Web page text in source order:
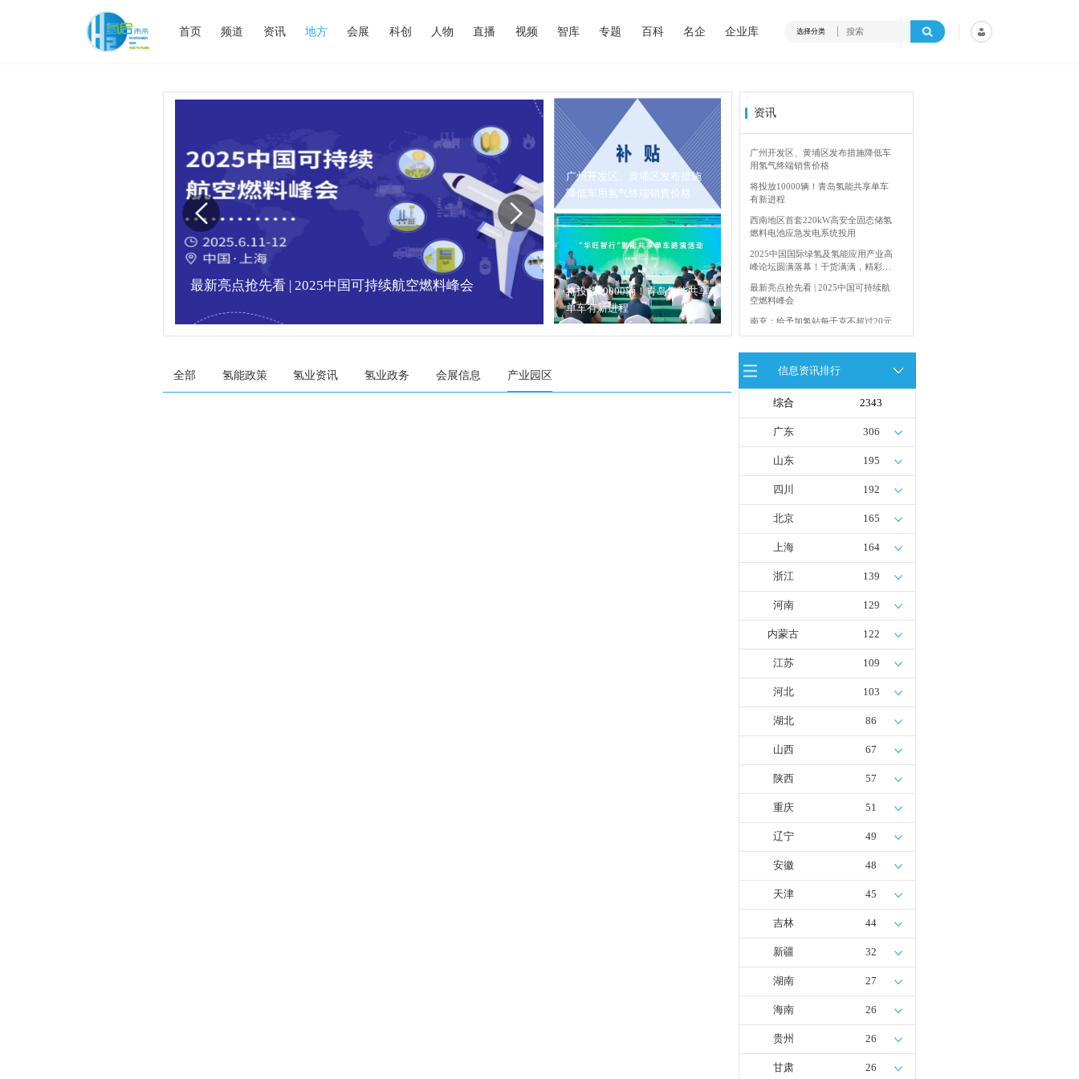
首页 频道 资讯 地方 会展 科创 人物 直播 视频 智库 专题 百科 名企 企业库 选择分类
最新亮点抢先看 | 2025中国可持续航空燃料峰会 内蒙古能源局：2024年加快建设输氢管道网络
广州开发区、黄埔区发布措施
降低车用氢气终端销售价格
将投放10000辆！青岛氢能共享
单车有新进程
资讯
广州开发区、黄埔区发布措施降低车
用氢气终端销售价格
将投放10000辆！青岛氢能共享单车
有新进程
西南地区首套220kW高安全固态储氢
燃料电池应急发电系统投用
2025中国国际绿氢及氢能应用产业高
峰论坛圆满落幕！干货满满，精彩瞬
最新亮点抢先看 | 2025中国可持续航
空燃料峰会
南充：给予加氢站每千克不超过20元
的运营补贴，年用氢量达标企业一次
青岛氢能新跨越：海德利森携手打造
首座社会加氢服务站
全球首台套！240吨氢能矿用刚性自
卸车联合开发协议签署暨项目阶段开
仪式在温宿县成功举办
荷兰氢能产业联盟到访天德工业装
备，与市区相关领导就威海文登区氢
全部 氢能政策 氢业资讯 氢业政务 会展信息 产业园区 信息资讯排行
综合 2343
广东 306
山东 195
四川 192
北京 165
上海 164
浙江 139
河南 129
内蒙古 122
江苏 109
河北 103
湖北 86
山西 67
陕西 57
重庆 51
辽宁 49
安徽 48
天津 45
吉林 44
新疆 32
湖南 27
海南 26
贵州 26
甘肃 26